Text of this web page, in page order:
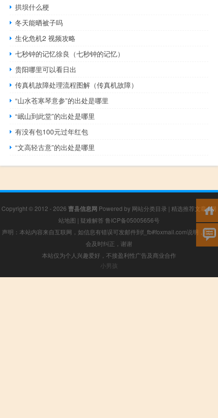
拱坝什么梗
冬天能晒被子吗
生化危机2 视频攻略
七秒钟的记忆徐良（七秒钟的记忆）
贵阳哪里可以看日出
传真机故障处理流程图解（传真机故障）
“山水苍寒琴意参”的出处是哪里
“岷山到此堂”的出处是哪里
有没有包100元过年红包
“文高轻古意”的出处是哪里
Copyright © 2012 - 2026 曹县信息网 Powered by 网站分类目录 | 精选推荐文章|网
站地图 | 疑难解答 鲁ICP备05005656号
声明：本站内容来自互联网，如信息有错误可发邮件到f_fb#foxmail.com说明，我们
会及时纠正，谢谢
本站仅为个人兴趣爱好，不接盈利性广告及商业合作
小男孩